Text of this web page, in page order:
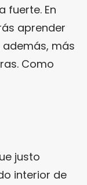
fuerte. En
aprender
más
Como
justo
interior de